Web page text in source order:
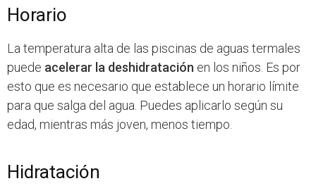
Horario
La temperatura alta de las piscinas de aguas termales
puede acelerar la deshidratación en los niños. Es por
esto que es necesario que establece un horario límite
para que salga del agua. Puedes aplicarlo según su
edad, mientras más joven, menos tiempo.
Hidratación